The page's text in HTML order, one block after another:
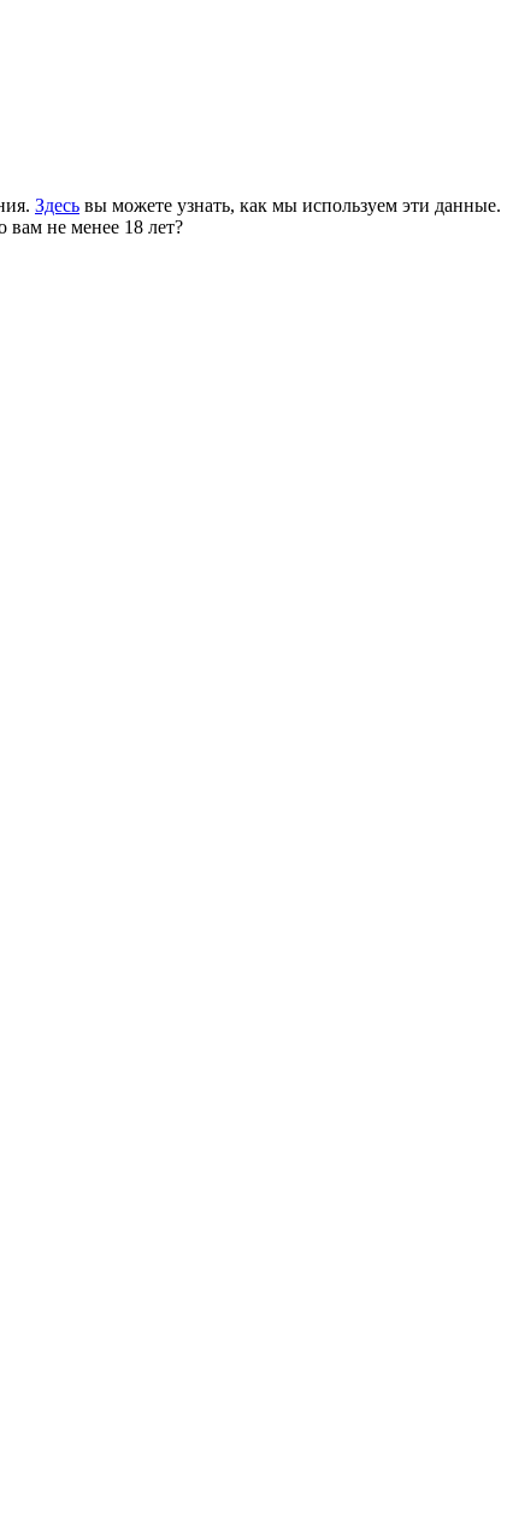
Здесь вы можете узнать, как мы используем эти данные.
вам не менее 18 лет?